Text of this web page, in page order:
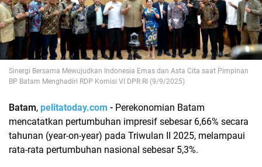
Sinergi Bersama Mewujudkan Indonesia Emas dan Asta Cita saat Pimpinan
BP Batam Menghadiri RDP Komisi VI DPR RI (9/9/2025)
Batam, pelitatoday.com - Perekonomian Batam
mencatatkan pertumbuhan impresif sebesar 6,66% secara
tahunan (year-on-year) pada Triwulan II 2025, melampaui
rata-rata pertumbuhan nasional sebesar 5,3%.